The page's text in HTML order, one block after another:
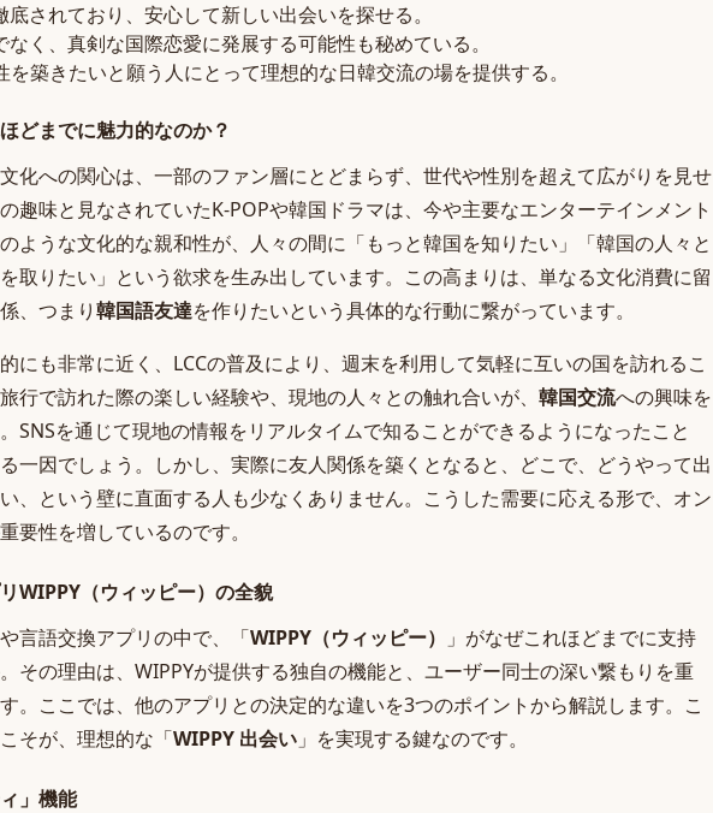
されており、安心して新しい出会いを探せる。
く、真剣な国際恋愛に発展する可能性も秘めている。
を築きたいと願う人にとって理想的な日韓交流の場を提供する。
どまでに魅力的なのか？
化への関心は、一部のファン層にとどまらず、世代や性別を超えて広がりを見せ
趣味と見なされていたK-POPや韓国ドラマは、今や主要なエンターテインメント
ような文化的な親和性が、人々の間に「もっと韓国を知りたい」「韓国の人々と
取りたい」という欲求を生み出しています。この高まりは、単なる文化消費に留
、つまり韓国語友達を作りたいという具体的な行動に繋がっています。
にも非常に近く、LCCの普及により、週末を利用して気軽に互いの国を訪れるこ
行で訪れた際の楽しい経験や、現地の人々との触れ合いが、 韓国交流への興味を
SNSを通じて現地の情報をリアルタイムで知ることができるようになったこと
一因でしょう。しかし、実際に友人関係を築くとなると、どこで、どうやって出
、という壁に直面する人も少なくありません。こうした需要に応える形で、オン
要性を増しているのです。
WIPPY（ウィッピー）の全貌
言語交換アプリの中で、「WIPPY（ウィッピー）
」がなぜこれほどまでに支持
その理由は、WIPPYが提供する独自の機能と、ユーザー同士の深い繋もりを重
。ここでは、他のアプリとの決定的な違いを3つのポイントから解説します。こ
そが、理想的な「WIPPY 出会い 」を実現する鍵なのです。
」機能